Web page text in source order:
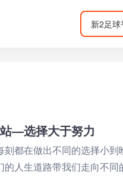
—选择大于努力
都在做出不同的选择小
人生道路带我们走向不同